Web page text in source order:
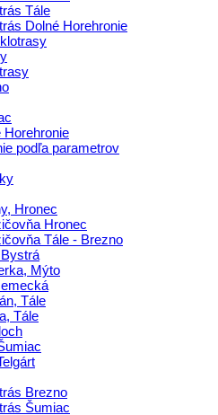
Tále
Dolné Horehronie
Horehronie
podľa parametrov
Hronec
Hronec
Tále - Brezno
Mýto
Tále
Tále
Brezno
Šumiac